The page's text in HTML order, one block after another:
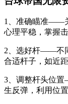
1、准确瞄准——
心理平稳，掌握
2、选好杆——不
合适杆子，如近
3、调整杆头位
生反弹，利用位